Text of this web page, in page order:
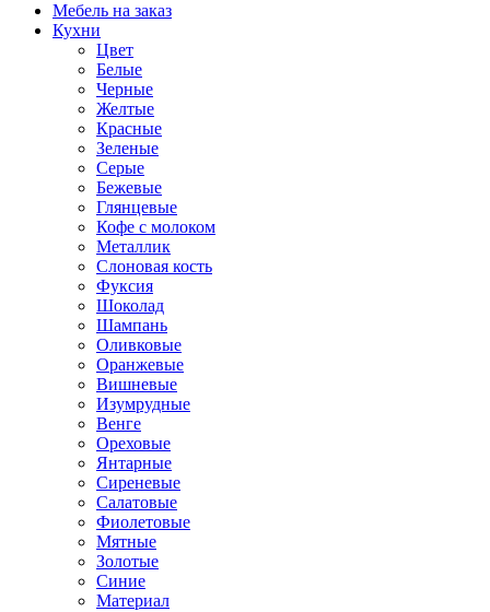
Мебель на заказ
Кухни
Цвет
Белые
Черные
Желтые
Красные
Зеленые
Серые
Бежевые
Глянцевые
Кофе с молоком
Металлик
Слоновая кость
Фуксия
Шоколад
Шампань
Оливковые
Оранжевые
Вишневые
Изумрудные
Венге
Ореховые
Янтарные
Сиреневые
Салатовые
Фиолетовые
Мятные
Золотые
Синие
Материал